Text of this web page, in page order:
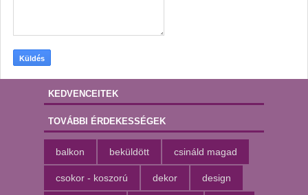
KEDVENCEITEK
TOVÁBBI ÉRDEKESSÉGEK
balkon beküldött csináld magad
csokor - koszorú dekor design